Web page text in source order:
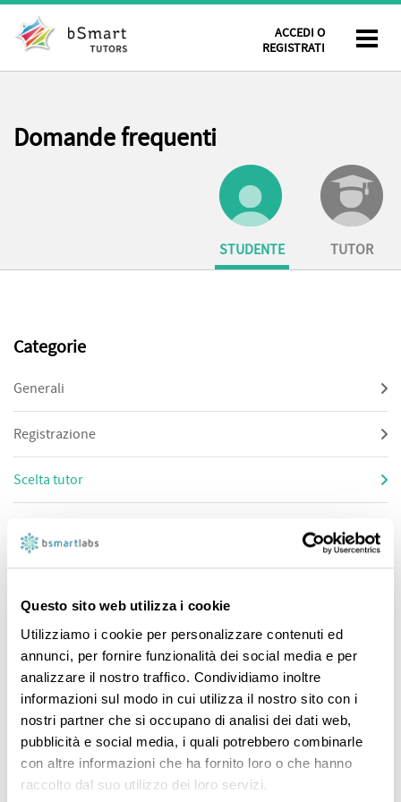
Questo sito web utilizza i cookie
Utilizziamo i cookie per personalizzare contenuti ed
annunci, per fornire funzionalità dei social media e per
analizzare il nostro traffico. Condividiamo inoltre
informazioni sul modo in cui utilizza il nostro sito con i
nostri partner che si occupano di analisi dei dati web,
pubblicità e social media, i quali potrebbero combinarle
con altre informazioni che ha fornito loro o che hanno
raccolto dal suo utilizzo dei loro servizi.
ACCEDI O
REGISTRATI
Domande frequenti
TUTOR
STUDENTE
Categorie
Generali
Registrazione
Scelta tutor
Lezione online
Scelta tutor
Come faccio a contattare un tutor?
Sono un genitore, cerco un tutor che supporti mio figlio
durante l’anno scolastico.